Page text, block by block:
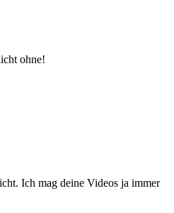
ohne!
Ich mag deine Videos ja immer